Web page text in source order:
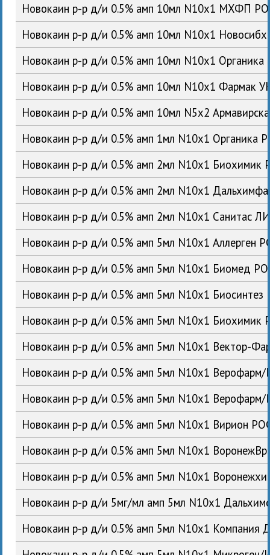
Новокаин р-р д/и 0.5% амп 10мл N10x1 МХФП
Новокаин р-р д/и 0.5% амп 10мл N10x1
Новокаин р-р д/и 0.5% амп 10мл N10x1
Новокаин р-р д/и 0.5% амп 10мл N10x1 Фармак
Новокаин р-р д/и 0.5% амп 10мл N5x2
Новокаин р-р д/и 0.5% амп 1мл N10x1 Органика
Новокаин р-р д/и 0.5% амп 2мл N10x1 Биохимик
Новокаин р-р д/и 0.5% амп 2мл N10x1
Новокаин р-р д/и 0.5% амп 2мл N10x1 Санитас
Новокаин р-р д/и 0.5% амп 5мл N10x1 Аллерген
Новокаин р-р д/и 0.5% амп 5мл N10x1 Биомед
Новокаин р-р д/и 0.5% амп 5мл N10x1 Биосинтез
Новокаин р-р д/и 0.5% амп 5мл N10x1 Биохимик
Новокаин р-р д/и 0.5% амп 5мл N10x1 Вектор-
Новокаин р-р д/и 0.5% амп 5мл N10x1 Верофарм/
Новокаин р-р д/и 0.5% амп 5мл N10x1
Новокаин р-р д/и 0.5% амп 5мл N10x1 Вирион
Новокаин р-р д/и 0.5% амп 5мл N10x1
Новокаин р-р д/и 0.5% амп 5мл N10x1
Новокаин р-р д/и 5мг/мл амп 5мл N10x1
Новокаин р-р д/и 0.5% амп 5мл N10x1 Компания